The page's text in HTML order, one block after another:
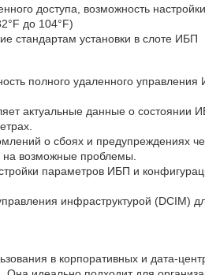
доступа, возможность
до 104°F)
стандартам установки в слоте ИБП
полного удаленного
актуальные данные о состоянии
о сбоях и предупреждениях
на возможные проблемы.
параметров ИБП и
инфраструктурой (DCIM)
в корпоративных и дата-